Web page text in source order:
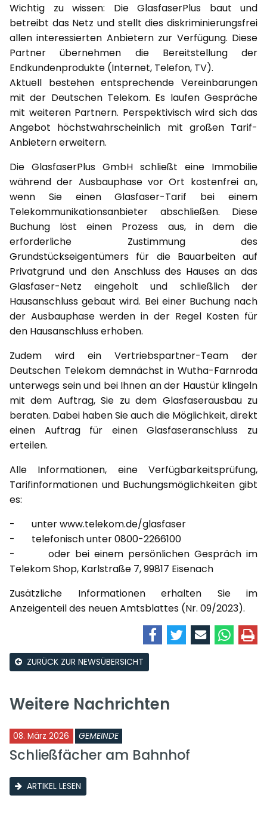
Wichtig zu wissen: Die GlasfaserPlus baut und
betreibt das Netz und stellt dies diskriminierungsfrei
allen interessierten Anbietern zur Verfügung. Diese
Partner übernehmen die Bereitstellung der
Endkundenprodukte (Internet, Telefon, TV).
Aktuell bestehen entsprechende Vereinbarungen
mit der Deutschen Telekom. Es laufen Gespräche
mit weiteren Partnern. Perspektivisch wird sich das
Angebot höchstwahrscheinlich mit großen Tarif-
Anbietern erweitern.
Die GlasfaserPlus GmbH schließt eine Immobilie
während der Ausbauphase vor Ort kostenfrei an,
wenn Sie einen Glasfaser-Tarif bei einem
Telekommunikationsanbieter abschließen. Diese
Buchung löst einen Prozess aus, in dem die
erforderliche Zustimmung des
Grundstückseigentümers für die Bauarbeiten auf
Privatgrund und den Anschluss des Hauses an das
Glasfaser-Netz eingeholt und schließlich der
Hausanschluss gebaut wird. Bei einer Buchung nach
der Ausbauphase werden in der Regel Kosten für
den Hausanschluss erhoben.
Zudem wird ein Vertriebspartner-Team der
Deutschen Telekom demnächst in Wutha-Farnroda
unterwegs sein und bei Ihnen an der Haustür klingeln
mit dem Auftrag, Sie zu dem Glasfaserausbau zu
beraten. Dabei haben Sie auch die Möglichkeit, direkt
einen Auftrag für einen Glasfaseranschluss zu
erteilen.
Alle Informationen, eine Verfügbarkeitsprüfung,
Tarifinformationen und Buchungsmöglichkeiten gibt
es:
- unter www.telekom.de/glasfaser
- telefonisch unter 0800-2266100
- oder bei einem persönlichen Gespräch im
Telekom Shop, Karlstraße 7, 99817 Eisenach
Zusätzliche Informationen erhalten Sie im
Anzeigenteil des neuen Amtsblattes (Nr. 09/2023).
ZURÜCK ZUR NEWSÜBERSICHT
Weitere Nachrichten
08. März 2026 GEMEINDE
Schließfächer am Bahnhof
ARTIKEL LESEN